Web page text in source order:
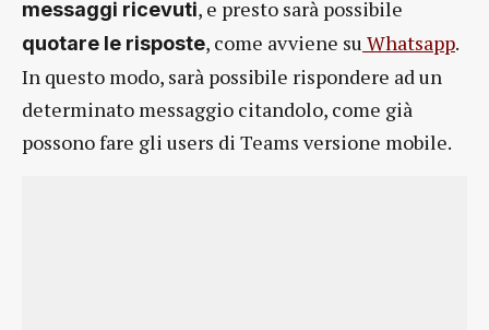
messaggi ricevuti, e presto sarà possibile
quotare le risposte, come avviene su Whatsapp.
In questo modo, sarà possibile rispondere ad un
determinato messaggio citandolo, come già
possono fare gli users di Teams versione mobile.